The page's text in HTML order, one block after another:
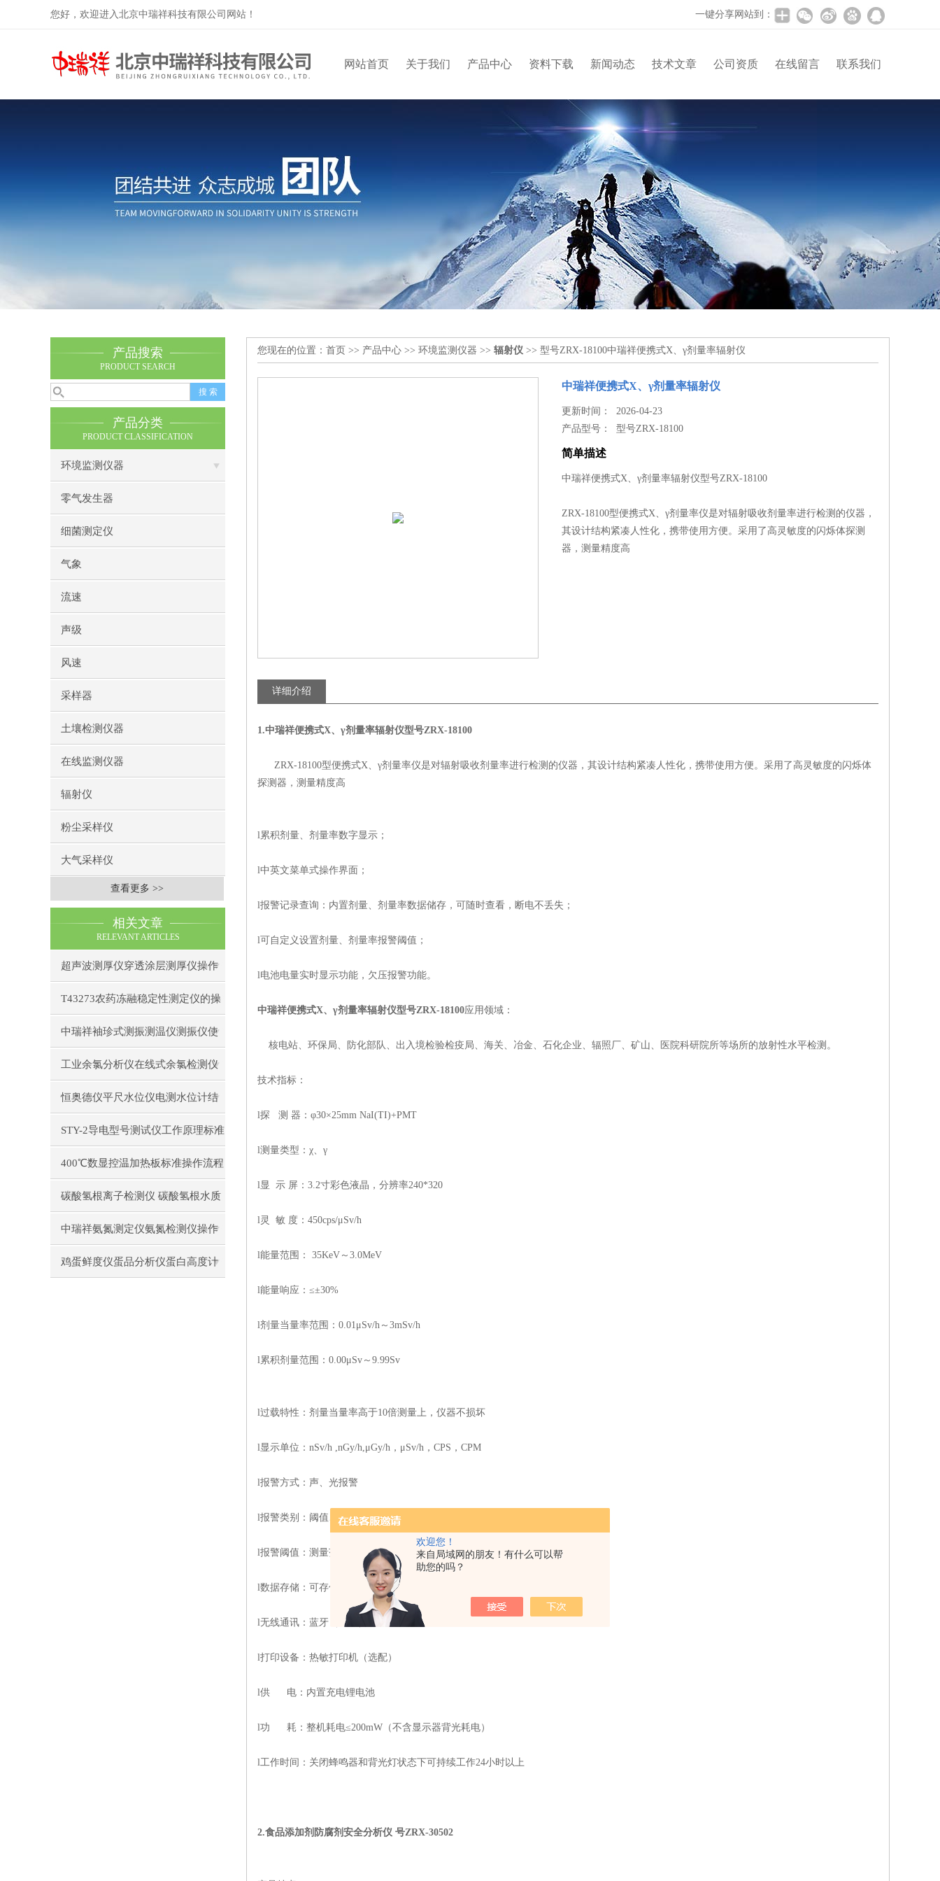
欢迎您！
来自局域网的朋友！有什么可以帮
助您的吗？
您好，欢迎进入北京中瑞祥科技有限公司网站！ 一键分享网站到：
网站首页 关于我们 产品中心 资料下载 新闻动态 技术文章 公司资质 在线留言 联系我们
产品搜索
PRODUCT SEARCH
产品分类
PRODUCT CLASSIFICATION
环境监测仪器
零气发生器
细菌测定仪
气象
流速
声级
风速
采样器
土壤检测仪器
在线监测仪器
辐射仪
粉尘采样仪
大气采样仪
查看更多 >>
相关文章
RELEVANT ARTICLES
超声波测厚仪穿透涂层测厚仪操作
前准备操作步骤
T43273农药冻融稳定性测定仪的操
作使用
中瑞祥袖珍式测振测温仪测振仪使
用注意事项工作原理
工业余氯分析仪在线式余氯检测仪
日常维护注意事项安装与接线步骤
恒奥德仪平尺水位仪电测水位计结
构原理操作使用
STY-2导电型号测试仪工作原理标准
操作流程
400℃数显控温加热板标准操作流程
碳酸氢根离子检测仪 碳酸氢根水质
测定仪操作使用
中瑞祥氨氮测定仪氨氮检测仪操作
前准备使用注意事项
鸡蛋鲜度仪蛋品分析仪蛋白高度计
您现在的位置： 首页 >> 产品中心 >> 环境监测仪器 >> 辐射仪 >> 型号ZRX-18100中瑞祥便携式X、γ剂量率辐射仪
中瑞祥便携式X、γ剂量率辐射仪
更新时间： 2026-04-23
产品型号：型号ZRX-18100
简单描述
中瑞祥便携式X、γ剂量率辐射仪型号ZRX-18100
ZRX-18100型便携式X、γ剂量率仪是对辐射吸收剂量率进行检测的仪器，
其设计结构紧凑人性化，携带使用方便。采用了高灵敏度的闪烁体探测
器，测量精度高
详细介绍
1.中瑞祥便携式X、 γ剂量率辐射仪型号ZRX-18100
ZRX-18100型便携式X、 γ剂量率仪是对辐射吸收剂量率进行检测的仪器，其设计结构紧凑人性化，携带使用方便。采用了高灵敏度的闪烁体
探测器，测量精度高
l累积剂量、剂量率数字显示；
l中英文菜单式操作界面；
l报警记录查询：内置剂量、剂量率数据储存，可随时查看，断电不丢失；
l可自定义设置剂量、剂量率报警阈值；
l电池电量实时显示功能，欠压报警功能。
中瑞祥便携式X、γ剂量率辐射仪型号ZRX-18100应用领域：
核电站、环保局、防化部队、出入境检验检疫局、海关、冶金、石化企业、辐照厂、矿山、医院科研院所等场所的放射性水平检测。
技术指标：
l探 测 器： φ30×25mm NaI(TI)+PMT
l测量类型： χ、 γ
l显 示 屏： 3.2寸彩色液晶，分辨率240*320
l灵 敏 度： 450cps/μSv/h
l能量范围： 35KeV ～ 3.0MeV
l能量响应： ≤±30%
l剂量当量率范围： 0.01μSv/h ～ 3mSv/h
l累积剂量范围： 0.00μSv ～ 9.99Sv
l过载特性：剂量当量率高于10倍测量上，仪器不损坏
l显示单位： nSv/h ,nGy/h,μGy/h ， μSv/h ， CPS ， CPM
l报警方式：声、光报警
l报警类别：阈值、过载、故障、电池欠压
l报警阈值：测量范围内连续可调
l数据存储：可存储 组数据
l无线通讯：蓝牙（选配）
l打印设备：热敏打印机（选配）
l供 电：内置充电锂电池
l功 耗：整机耗电≤200mW （不含显示器背光耗电）
l工作时间：关闭蜂鸣器和背光灯状态下可持续工作24小时以上
2.食品添加剂防腐剂安全分析仪 号ZRX-30502